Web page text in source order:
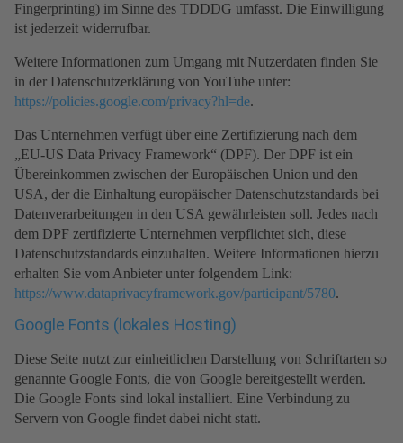
Fingerprinting) im Sinne des TDDDG umfasst. Die Einwilligung
ist jederzeit widerrufbar.
Weitere Informationen zum Umgang mit Nutzerdaten finden Sie
in der Datenschutzerklärung von YouTube unter:
https://policies.google.com/privacy?hl=de.
Das Unternehmen verfügt über eine Zertifizierung nach dem
„EU-US Data Privacy Framework“ (DPF). Der DPF ist ein
Übereinkommen zwischen der Europäischen Union und den
USA, der die Einhaltung europäischer Datenschutzstandards bei
Datenverarbeitungen in den USA gewährleisten soll. Jedes nach
dem DPF zertifizierte Unternehmen verpflichtet sich, diese
Datenschutzstandards einzuhalten. Weitere Informationen hierzu
erhalten Sie vom Anbieter unter folgendem Link:
https://www.dataprivacyframework.gov/participant/5780.
Google Fonts (lokales Hosting)
Diese Seite nutzt zur einheitlichen Darstellung von Schriftarten so
genannte Google Fonts, die von Google bereitgestellt werden.
Die Google Fonts sind lokal installiert. Eine Verbindung zu
Servern von Google findet dabei nicht statt.